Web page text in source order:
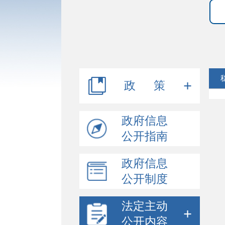
政 策
行政规范性文件
其他文件
政府信息
公开指南
政府信息
公开制度
法定主动
公开内容